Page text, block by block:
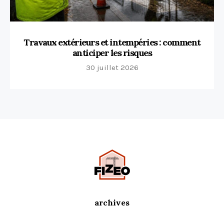
Travaux extérieurs et intempéries : comment
anticiper les risques
30 juillet 2026
archives